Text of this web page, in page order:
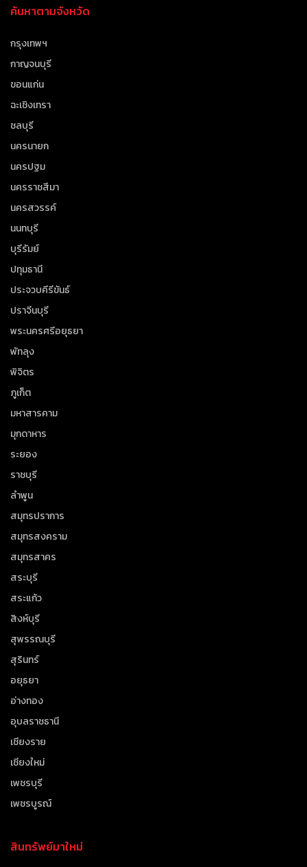
ค้นหาตามจังหวัด
กรุงเทพฯ
กาญจนบุรี
ขอนแก่น
ฉะเชิงเทรา
ชลบุรี
นครนายก
นครปฐม
นครราชสีมา
นครสวรรค์
นนทบุรี
บุรีรัมย์
ปทุมธานี
ประจวบคีรีขันธ์
ปราจีนบุรี
พระนครศรีอยุธยา
พัทลุง
พิจิตร
ภูเก็ต
มหาสารคาม
มุกดาหาร
ระยอง
ราชบุรี
ลำพูน
สมุทรปราการ
สมุทรสงคราม
สมุทรสาคร
สระบุรี
สระแก้ว
สิงห์บุรี
สุพรรณบุรี
สุรินทร์
อยุธยา
อ่างทอง
อุบลราชธานี
เชียงราย
เชียงใหม่
เพชรบุรี
เพชรบูรณ์
สินทรัพย์มาใหม่